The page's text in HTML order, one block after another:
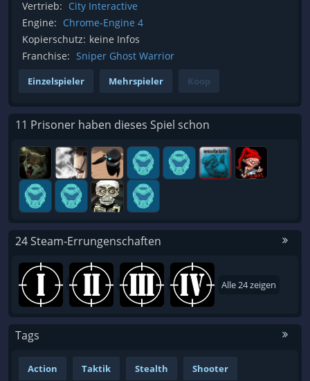
Vertrieb: City Interactive
Engine: Chrome-Engine 4
Kopierschutz: keine Infos
Franchise: Sniper Ghost Warrior
Einzelspieler Mehrspieler Koop
11 Prisoner haben dieses Spiel schon
24 Steam-Errungenschaften
Alle 24 zeigen
Tags
Action Taktik Stealth Shooter